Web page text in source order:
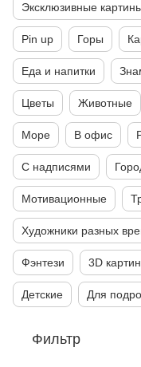
Эксклюзивные
Pin up Горы
Еда и напитки
Цветы Животные
Море В офис
С надписями
Мотивационные
Художники разных
Фэнтези 3D
Детские Для
Фильтр